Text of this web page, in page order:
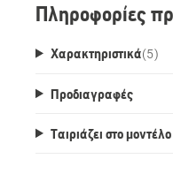
τροφοδότηση.
Πληροφορίες
Χαρακτηριστικά(5)
Προδιαγραφές
Ταιριάζει στο μοντέλο